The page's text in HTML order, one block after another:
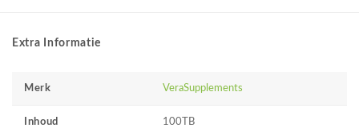
Extra Informatie
Merk VeraSupplements
Inhoud 100TB